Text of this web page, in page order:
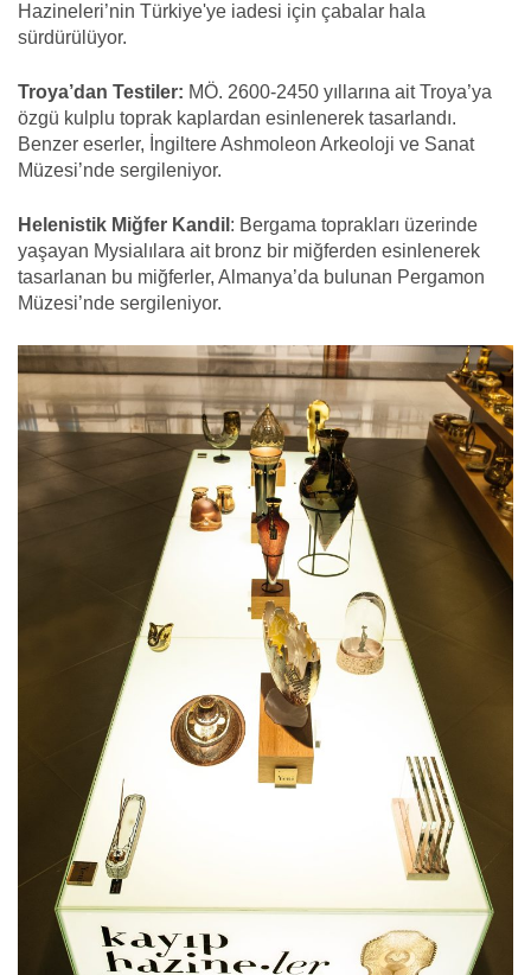
Hazineleri’nin Türkiye'ye iadesi için çabalar hala
sürdürülüyor.
Troya’dan Testiler: MÖ. 2600-2450 yıllarına ait Troya’ya
özgü kulplu toprak kaplardan esinlenerek tasarlandı.
Benzer eserler, İngiltere Ashmoleon Arkeoloji ve Sanat
Müzesi’nde sergileniyor.
Helenistik Miğfer Kandil : Bergama toprakları üzerinde
yaşayan Mysialılara ait bronz bir miğferden esinlenerek
tasarlanan bu miğferler, Almanya’da bulunan Pergamon
Müzesi’nde sergileniyor.